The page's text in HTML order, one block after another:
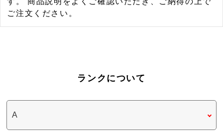
ご注文ください。
ランクについて